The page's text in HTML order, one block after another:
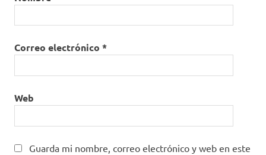
Correo electrónico *
Web
Guarda mi nombre, correo electrónico y web en este